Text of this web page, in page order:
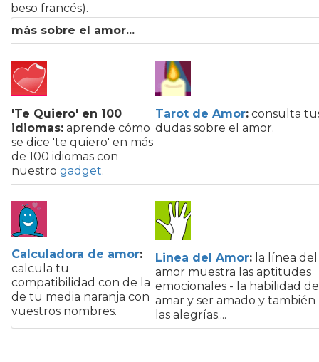
beso francés).
más sobre el amor...
'Te Quiero' en 100
idiomas: aprende cómo
se dice 'te quiero' en más
de 100 idiomas con
nuestro gadget.
Tarot de Amor: consulta
dudas sobre el amor.
Calculadora de amor:
calcula tu
compatibilidad con de la
de tu media naranja con
vuestros nombres.
Linea del Amor: la línea del
amor muestra las aptitudes
emocionales - la habilidad de
amar y ser amado y también
las alegrías....